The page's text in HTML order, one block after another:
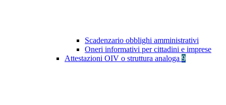
Scadenzario obblighi amministrativi
Oneri informativi per cittadini e imprese
Attestazioni OIV o struttura analoga 9